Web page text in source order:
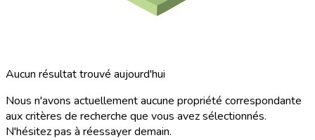
Aucun résultat trouvé aujourd'hui
Nous n'avons actuellement aucune propriété correspondante
aux critères de recherche que vous avez sélectionnés.
N'hésitez pas à réessayer demain.